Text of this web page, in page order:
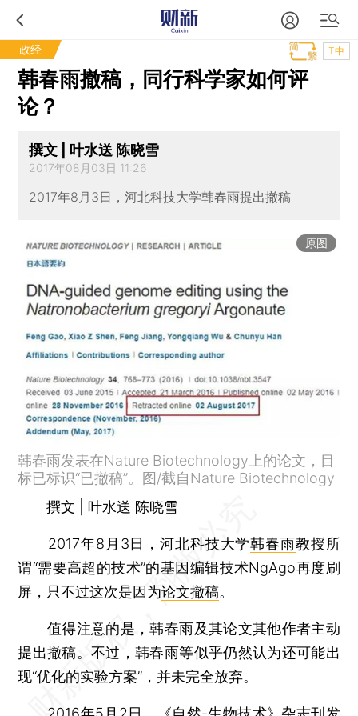
政经 T中
韩春雨撤稿，同行科学家如何评
论？
撰文 | 叶水送 陈晓雪
2017年08月03日 11:26
2017年8月3日，河北科技大学韩春雨提出撤稿
原图
韩春雨发表在Nature Biotechnology上的论文，目
标已标识“已撤稿”。图/截自Nature Biotechnology
撰文 | 叶水送 陈晓雪
2017年8月3日，河北科技大学韩春雨教授所
谓“需要高超的技术”的基因编辑技术NgAgo再度刷
屏，只不过这次是因为论文撤稿。
值得注意的是，韩春雨及其论文其他作者主动
提出撤稿。不过，韩春雨等似乎仍然认为还可能出
现“优化的实验方案”，并未完全放弃。